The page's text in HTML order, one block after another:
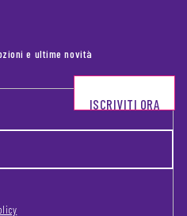
e ultime novità
ISCRIVITI ORA